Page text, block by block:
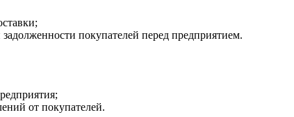
покупателей перед предприятием.
от покупателей.